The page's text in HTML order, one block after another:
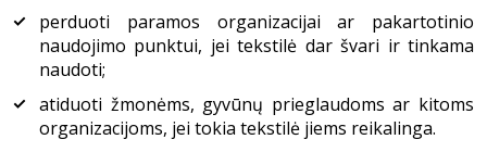
perduoti paramos organizacijai ar pakartotinio
naudojimo punktui, jei tekstilė dar švari ir tinkama
naudoti;
atiduoti žmonėms, gyvūnų prieglaudoms ar kitoms
organizacijoms, jei tokia tekstilė jiems reikalinga.